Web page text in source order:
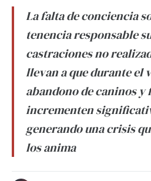
La falta de conciencia
tenencia responsable
castraciones no
llevan a que durante el
abandono de caninos y
incrementen
generando una crisis
los anima